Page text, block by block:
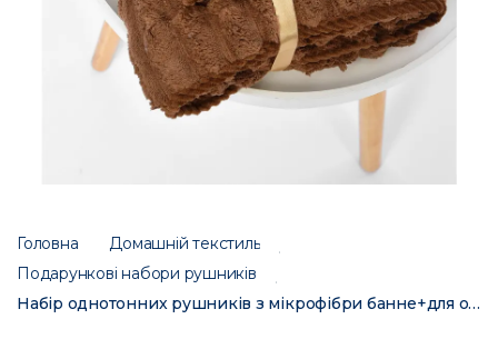
Головна
Домашній текстиль
Подарункові набори рушників
Набір однотонних рушників з мікрофібри банне+для обличчя темно-коричневого кольору 98-754 196581C